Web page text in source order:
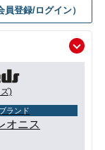
登録/ログイン）
)
ブランド
オニス